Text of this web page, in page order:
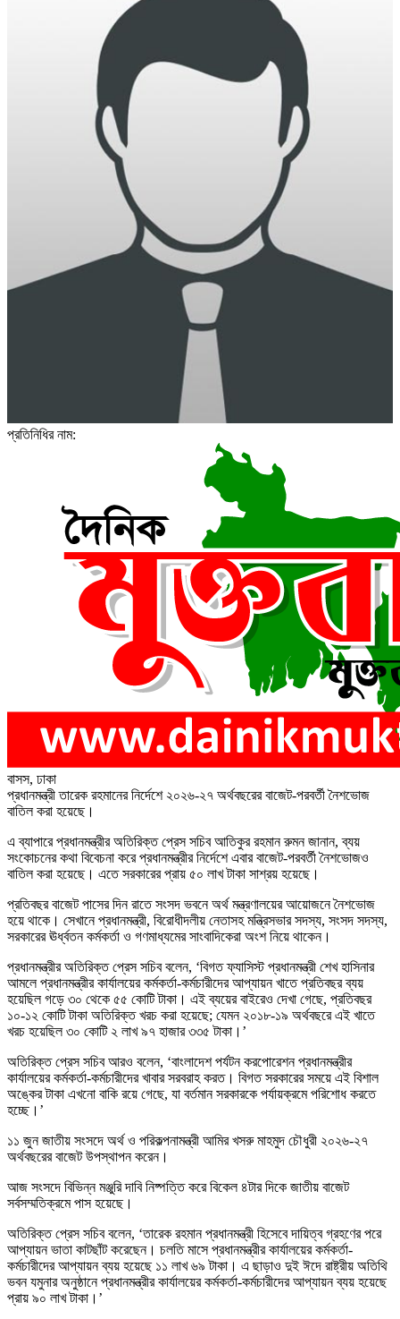
প্রতিনিধির নাম:
বাসস, ঢাকা
প্রধানমন্ত্রী তারেক রহমানের নির্দেশে ২০২৬-২৭ অর্থবছরের বাজেট-পরবর্তী নৈশভোজ
বাতিল করা হয়েছে।
এ ব্যাপারে প্রধানমন্ত্রীর অতিরিক্ত প্রেস সচিব আতিকুর রহমান রুমন জানান, ব্যয়
সংকোচনের কথা বিবেচনা করে প্রধানমন্ত্রীর নির্দেশে এবার বাজেট-পরবর্তী নৈশভোজও
বাতিল করা হয়েছে। এতে সরকারের প্রায় ৫০ লাখ টাকা সাশ্রয় হয়েছে।
প্রতিবছর বাজেট পাসের দিন রাতে সংসদ ভবনে অর্থ মন্ত্রণালয়ের আয়োজনে নৈশভোজ
হয়ে থাকে। সেখানে প্রধানমন্ত্রী, বিরোধীদলীয় নেতাসহ মন্ত্রিসভার সদস্য, সংসদ সদস্য,
সরকারের ঊর্ধ্বতন কর্মকর্তা ও গণমাধ্যমের সাংবাদিকেরা অংশ নিয়ে থাকেন।
প্রধানমন্ত্রীর অতিরিক্ত প্রেস সচিব বলেন, ‘বিগত ফ্যাসিস্ট প্রধানমন্ত্রী শেখ হাসিনার
আমলে প্রধানমন্ত্রীর কার্যালয়ের কর্মকর্তা-কর্মচারীদের আপ্যায়ন খাতে প্রতিবছর ব্যয়
হয়েছিল গড়ে ৩০ থেকে ৫৫ কোটি টাকা। এই ব্যয়ের বাইরেও দেখা গেছে, প্রতিবছর
১০-১২ কোটি টাকা অতিরিক্ত খরচ করা হয়েছে; যেমন ২০১৮-১৯ অর্থবছরে এই খাতে
খরচ হয়েছিল ৩০ কোটি ২ লাখ ৯৭ হাজার ৩৩৫ টাকা।’
অতিরিক্ত প্রেস সচিব আরও বলেন, ‘বাংলাদেশ পর্যটন করপোরেশন প্রধানমন্ত্রীর
কার্যালয়ের কর্মকর্তা-কর্মচারীদের খাবার সরবরাহ করত। বিগত সরকারের সময়ে এই বিশাল
অঙ্কের টাকা এখনো বাকি রয়ে গেছে, যা বর্তমান সরকারকে পর্যায়ক্রমে পরিশোধ করতে
হচ্ছে।’
১১ জুন জাতীয় সংসদে অর্থ ও পরিকল্পনামন্ত্রী আমির খসরু মাহমুদ চৌধুরী ২০২৬-২৭
অর্থবছরের বাজেট উপস্থাপন করেন।
আজ সংসদে বিভিন্ন মঞ্জুরি দাবি নিষ্পত্তি করে বিকেল ৪টার দিকে জাতীয় বাজেট
সর্বসম্মতিক্রমে পাস হয়েছে।
অতিরিক্ত প্রেস সচিব বলেন, ‘তারেক রহমান প্রধানমন্ত্রী হিসেবে দায়িত্ব গ্রহণের পরে
আপ্যায়ন ভাতা কাটছাঁট করেছেন। চলতি মাসে প্রধানমন্ত্রীর কার্যালয়ের কর্মকর্তা-
কর্মচারীদের আপ্যায়ন ব্যয় হয়েছে ১১ লাখ ৬৯ টাকা। এ ছাড়াও দুই ঈদে রাষ্ট্রীয় অতিথি
ভবন যমুনার অনুষ্ঠানে প্রধানমন্ত্রীর কার্যালয়ের কর্মকর্তা-কর্মচারীদের আপ্যায়ন ব্যয় হয়েছে
প্রায় ৯০ লাখ টাকা।’